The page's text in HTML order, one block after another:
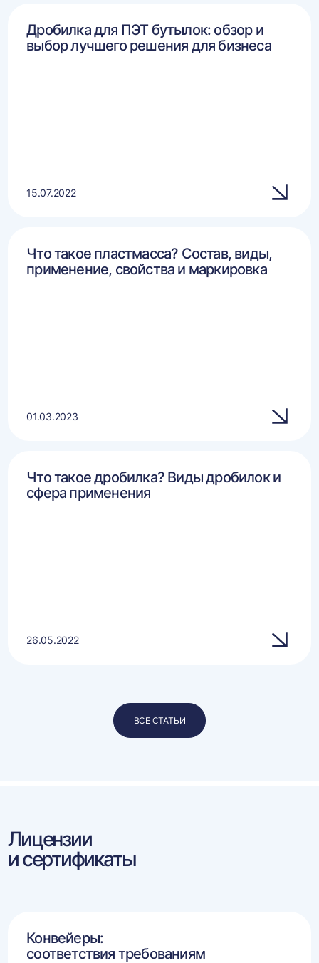
Дробилка для ПЭТ бутылок: обзор и
выбор лучшего решения для бизнеса
15.07.2022
Что такое пластмасса? Состав, виды,
применение, свойства и маркировка
01.03.2023
Что такое дробилка? Виды дробилок и
сфера применения
26.05.2022
ВСЕ СТАТЬИ
Лицензии
и сертификаты
Конвейеры:
соответствия требованиям